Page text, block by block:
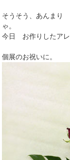
そうそう、あんまり
ゃ。
今日 お作りしたア
個展のお祝いに。